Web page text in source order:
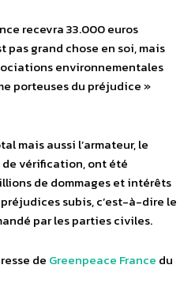
recevra 33.000 euros
pas grand chose en soi, mais
environnementales
porteuses du préjudice »
mais aussi l’armateur, le
vérification, ont été
de dommages et intérêts
subis, c’est-à-dire le
par les parties civiles.
de Greenpeace France du